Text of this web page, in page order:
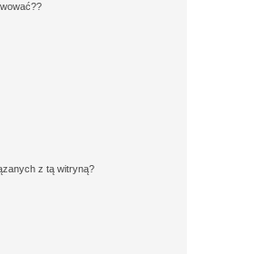
z tą witryną?